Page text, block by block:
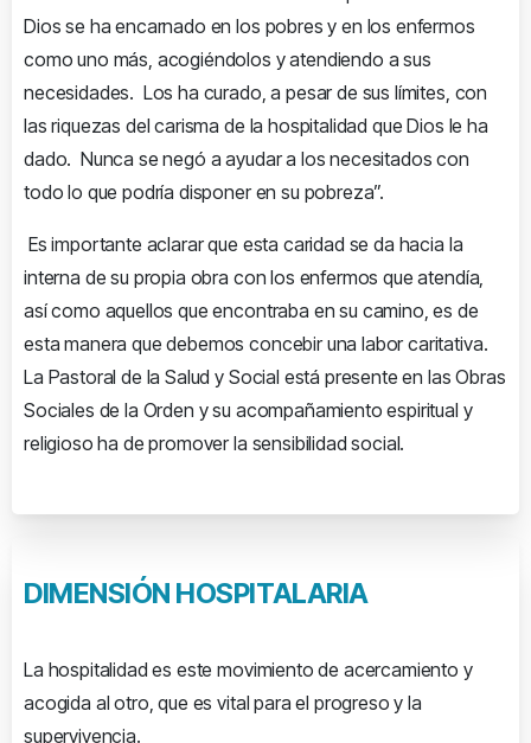
Dios se ha encarnado en los pobres y en los enfermos
como uno más, acogiéndolos y atendiendo a sus
necesidades. Los ha curado, a pesar de sus límites, con
las riquezas del carisma de la hospitalidad que Dios le ha
dado. Nunca se negó a ayudar a los necesitados con
todo lo que podría disponer en su pobreza”.
Es importante aclarar que esta caridad se da hacia la
interna de su propia obra con los enfermos que atendía,
así como aquellos que encontraba en su camino, es de
esta manera que debemos concebir una labor caritativa.
La Pastoral de la Salud y Social está presente en las Obras
Sociales de la Orden y su acompañamiento espiritual y
religioso ha de promover la sensibilidad social.
DIMENSIÓN HOSPITALARIA
La hospitalidad es este movimiento de acercamiento y
acogida al otro, que es vital para el progreso y la
supervivencia.